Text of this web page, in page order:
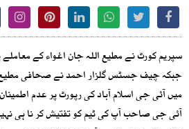
سپریم کورٹ نے مطیع اللہ جان اغواء کے
جبکہ چیف جسٹس گلزار احمد نے صحافی
میں آئی جی اسلام آباد کی رپورٹ پر عدم
آئی جی صاحب آپ کی ٹیم کو تفتیش کر نا ہی